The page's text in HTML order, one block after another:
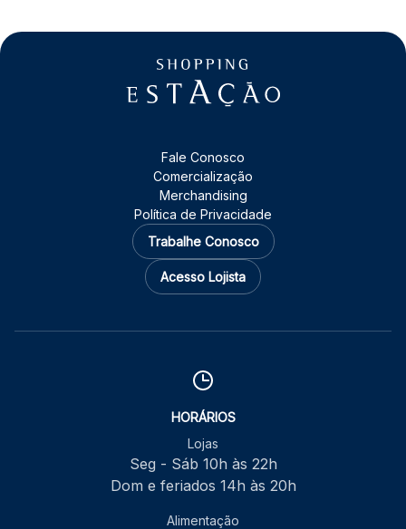
Fale Conosco
Comercialização
Merchandising
Política de Privacidade
Trabalhe Conosco
Acesso Lojista
HORÁRIOS
Lojas
Seg - Sáb 10h às 22h
Dom e feriados 14h às 20h
Alimentação